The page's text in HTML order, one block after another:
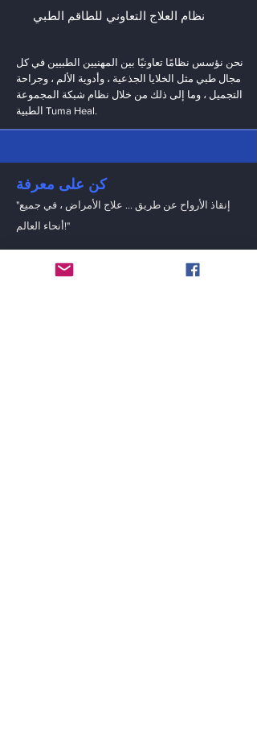
نظام العلاج التعاوني للطاقم الطبي
نحن نؤسس نظامًا تعاونيًا بين المهنيين الطبيين في كل
مجال طبي مثل الخلايا الجذعية ، وأدوية الألم ، وجراحة
التجميل ، وما إلى ذلك من خلال نظام شبكة المجموعة
الطبية Tuma Heal.
كن على معرفة
"إنقاذ الأرواح عن طريق ... علاج الأمراض ، في جميع
أنحاء العالم!"
بريد الالكتروني